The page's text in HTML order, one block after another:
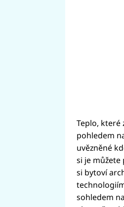
Teplo, které
pohledem
uvězněné
si je
si bytoví
sohledem